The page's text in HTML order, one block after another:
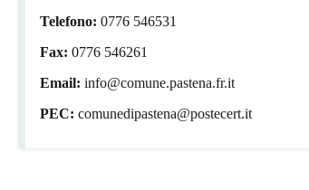
Telefono: 0776 546531
Fax: 0776 546261
Email: info@comune.pastena.fr.it
PEC: comunedipastena@postecert.it